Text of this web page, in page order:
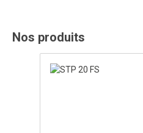
Nos produits